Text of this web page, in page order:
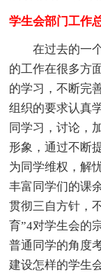
学生会部门工作
在过去的一
的工作在很多方
的学习，不断完
组织的要求认真
同学习，讨论，
形象，通过不断
为同学维权，解
丰富同学们的课
贯彻三自方针，
育”4对学生会的
普通同学的角度
建设怎样的学生